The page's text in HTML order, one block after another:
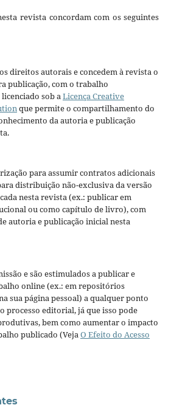
revista concordam com os seguintes
direitos autorais e concedem à revista o
publicação, com o trabalho
sob aLicença Creative
que permite o compartilhamento do
da autoria e publicação
para assumir contratos adicionais
distribuição não-exclusiva da versão
nesta revista (ex.: publicar em
ou como capítulo de livro), com
autoria e publicação inicial nesta
e são estimulados a publicar e
online (ex.: em repositórios
sua página pessoal) a qualquer ponto
processo editorial, já que isso pode
bem como aumentar o impacto
publicado (VejaO Efeito do Acesso